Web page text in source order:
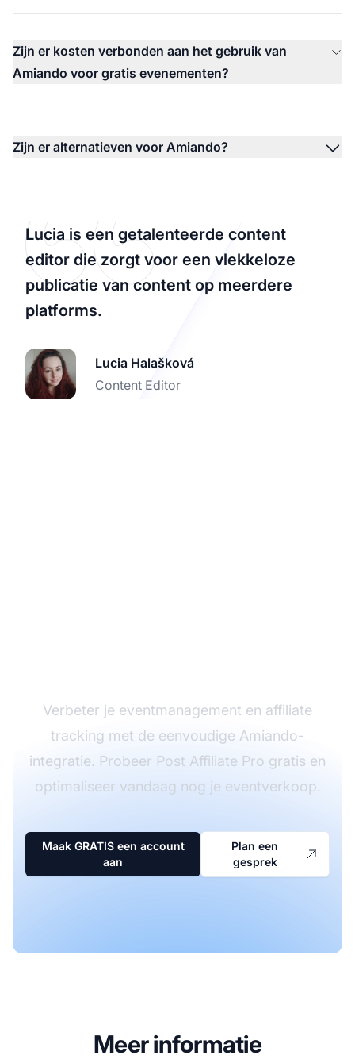
Zijn er kosten verbonden aan het gebruik van
Amiando voor gratis evenementen?
Zijn er alternatieven voor Amiando?
Lucia is een getalenteerde content
editor die zorgt voor een vlekkeloze
publicatie van content op meerdere
platforms.
Lucia Halašková
Content Editor
Verbeter je eventmanagement en affiliate
tracking met de eenvoudige Amiando-
integratie. Probeer Post Affiliate Pro gratis en
optimaliseer vandaag nog je eventverkoop.
Maak GRATIS een account
aan
Plan een
gesprek
Meer informatie